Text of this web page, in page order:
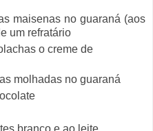
maisenas no guaraná (aos
um refratário
o creme de
molhadas no guaraná
branco e ao leite